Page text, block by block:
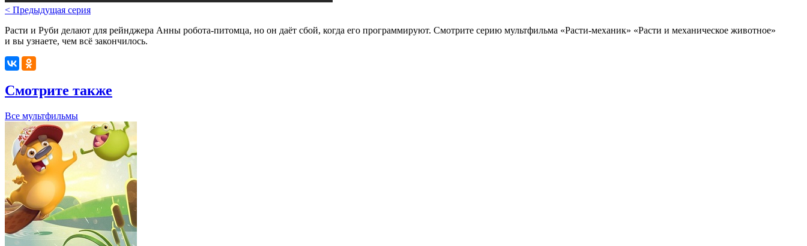
< Предыдущая серия
Расти и Руби делают для рейнджера Анны робота-питомца, но он даёт сбой, когда его программируют. Смотрите серию мультфильма «Расти-механик» «Расти и механическое животное»
и вы узнаете, чем всё закончилось.
Смотрите также
Все мультфильмы